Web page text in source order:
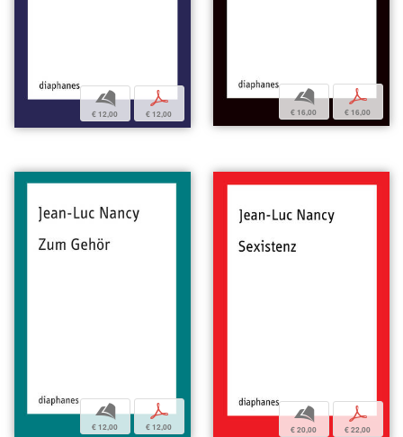
b
€ 12,00
p
€ 12,00
b
€ 16,00
p
€ 16,00
b
€ 12,00
p
€ 12,00
b
€ 20,00
p
€ 22,00